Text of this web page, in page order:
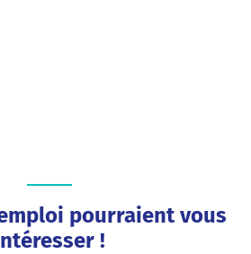
pourraient vous
!